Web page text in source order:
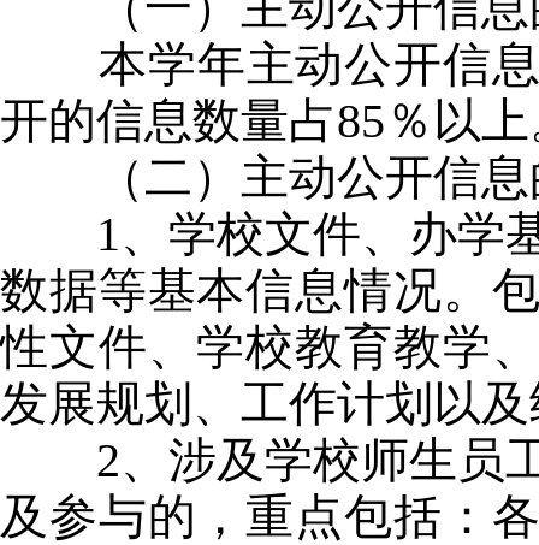
本学年主动公开信
开的信息数量占85％以
（二）主动公开信息
1、学校文件、办学
数据等基本信息情况。
性文件、学校教育教学
发展规划、工作计划以
2、涉及学校师生员
及参与的，重点包括：